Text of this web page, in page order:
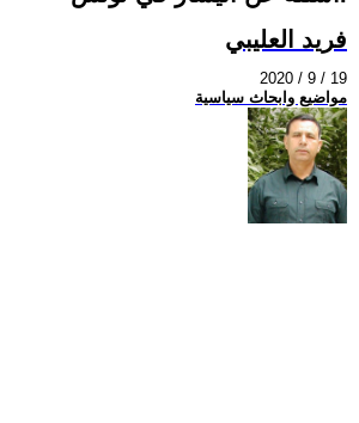
فريد العليبي
2020 / 9 / 19
مواضيع وابحاث سياسية